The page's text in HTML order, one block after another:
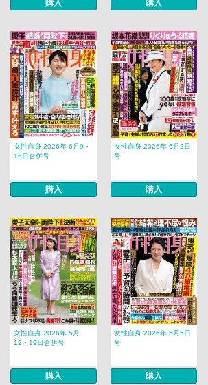
購入 購入
女性自身 2026年 6月9・
16日合併号
購入
女性自身 2026年 6月2日
号
購入
女性自身 2026年 5月
12・19日合併号
購入
女性自身 2026年 5月5日
号
購入